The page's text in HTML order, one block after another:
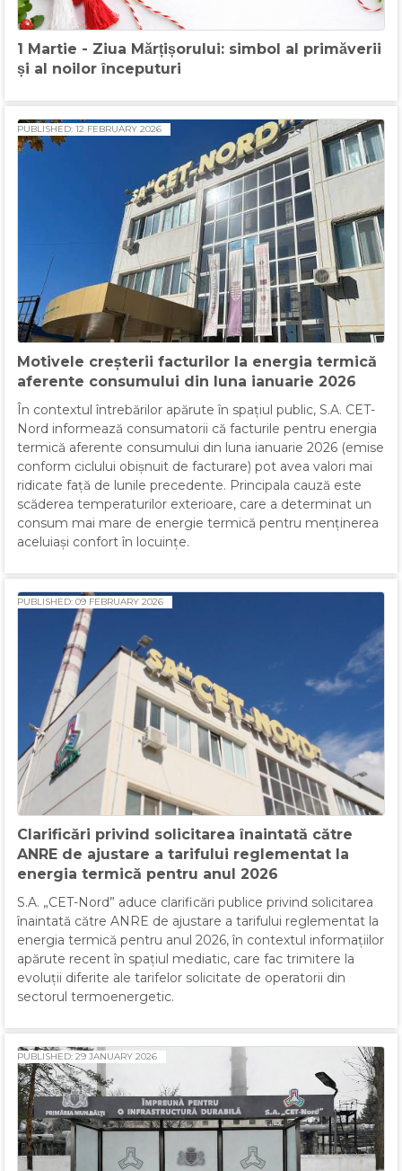
1 Martie - Ziua Mărțișorului: simbol al primăverii
și al noilor începuturi
Motivele creșterii facturilor la energia termică
aferente consumului din luna ianuarie 2026
PUBLISHED: 12 FEBRUARY 2026
În contextul întrebărilor apărute în spațiul public, S.A. CET-
Nord informează consumatorii că facturile pentru energia
termică aferente consumului din luna ianuarie 2026 (emise
conform ciclului obișnuit de facturare) pot avea valori mai
ridicate față de lunile precedente. Principala cauză este
scăderea temperaturilor exterioare, care a determinat un
consum mai mare de energie termică pentru menținerea
aceluiași confort în locuințe.
Clarificări privind solicitarea înaintată către
ANRE de ajustare a tarifului reglementat la
energia termică pentru anul 2026
PUBLISHED: 09 FEBRUARY 2026
S.A. „CET-Nord” aduce clarificări publice privind solicitarea
înaintată către ANRE de ajustare a tarifului reglementat la
energia termică pentru anul 2026, în contextul informațiilor
apărute recent în spațiul mediatic, care fac trimitere la
evoluții diferite ale tarifelor solicitate de operatorii din
sectorul termoenergetic.
PUBLISHED: 29 JANUARY 2026